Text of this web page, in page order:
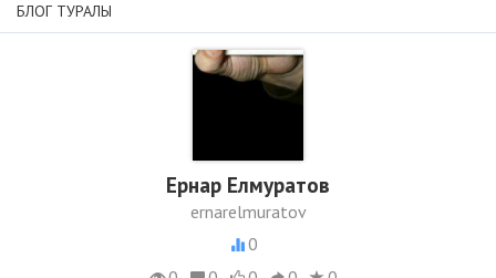
БЛОГ ТУРАЛЫ
Ернар Елмуратов
ernarelmuratov
0